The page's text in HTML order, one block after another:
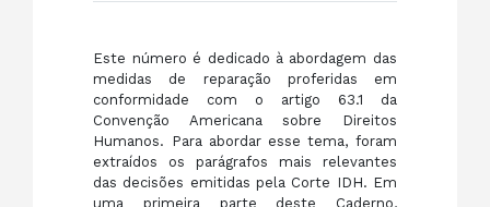
Este número é dedicado à abordagem das
medidas de reparação proferidas em
conformidade com o artigo 63.1 da
Convenção Americana sobre Direitos
Humanos. Para abordar esse tema, foram
extraídos os parágrafos mais relevantes
das decisões emitidas pela Corte IDH. Em
uma primeira parte deste Caderno,